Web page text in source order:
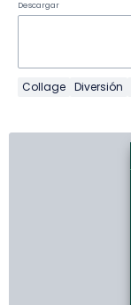
Descargar
Collage Diversión